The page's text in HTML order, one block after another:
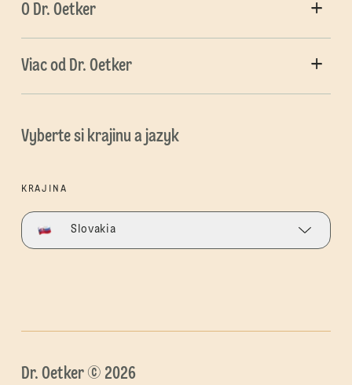
O Dr. Oetker
Viac od Dr. Oetker
Vyberte si krajinu a jazyk
KRAJINA
Slovakia
Dr. Oetker © 2026